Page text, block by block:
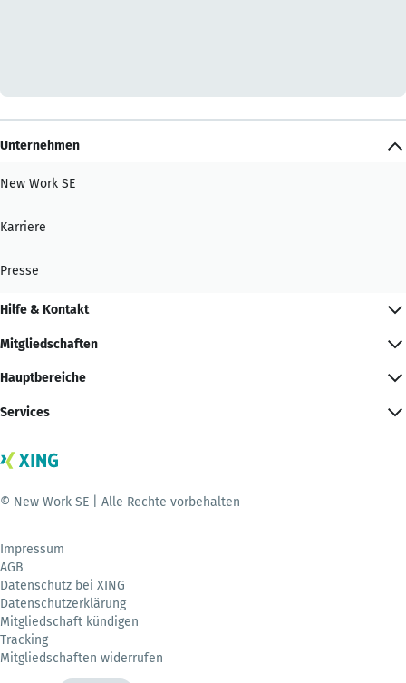
Unternehmen
New Work SE
Karriere
Presse
Hilfe & Kontakt
Mitgliedschaften
Hauptbereiche
Services
© New Work SE | Alle Rechte vorbehalten
Impressum
AGB
Datenschutz bei XING
Datenschutzerklärung
Mitgliedschaft kündigen
Tracking
Mitgliedschaften widerrufen